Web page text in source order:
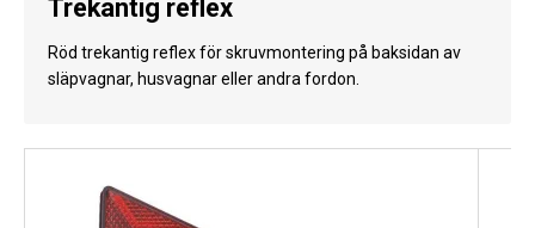
Rengöring & skötsel
Reseutrustning
Trekantig reflex
Röd trekantig reflex för skruvmontering på baksidan av
släpvagnar, husvagnar eller andra fordon.